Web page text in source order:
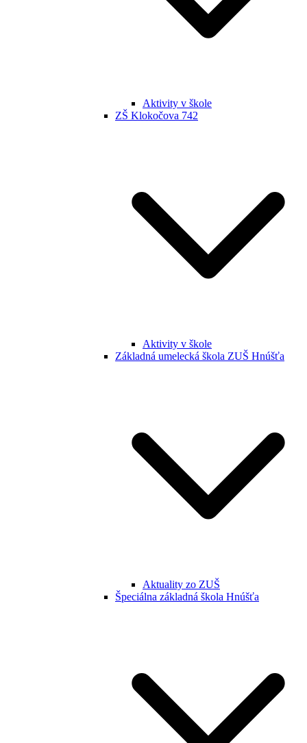
Aktivity v škole
ZŠ Klokočova 742
Aktivity v škole
Základná umelecká škola ZUŠ Hnúšťa
Aktuality zo ZUŠ
Špeciálna základná škola Hnúšťa